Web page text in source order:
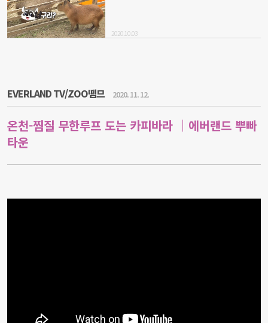
2020.10.03
EVERLAND TV/ZOO뗌므 2020. 11. 12.
온천-찜질 무한루프 도는 카피바라 ｜에버랜드 뿌빠
타운